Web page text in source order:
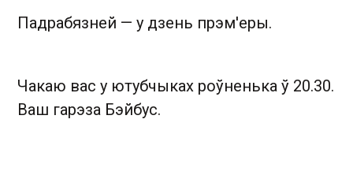
Падрабязней — у дзень прэм'еры.
Чакаю вас у ютубчыках роўненька ў 20.30.
Ваш гарэза Бэйбус.